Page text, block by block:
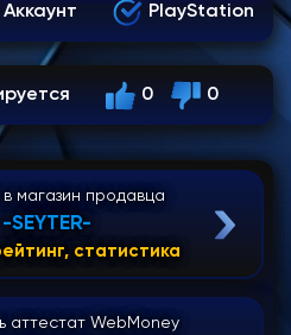
Аккаунт PlayStation
0 0
в магазин продавца
-SEYTER-
статистика
аттестат WebMoney